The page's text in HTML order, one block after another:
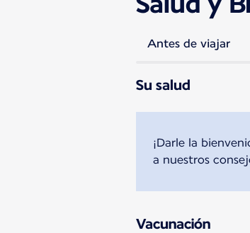
Antes de viajar
Su salud
¡Darle la
a nuestros
Vacunación